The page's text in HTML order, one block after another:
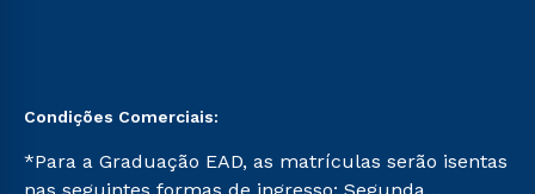
Condições Comerciais:
*Para a Graduação EAD, as matrículas serão isentas